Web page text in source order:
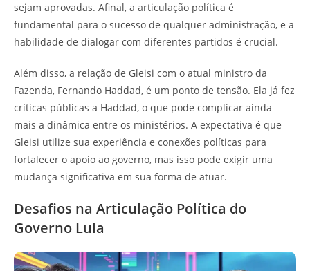
sejam aprovadas. Afinal, a articulação política é
fundamental para o sucesso de qualquer administração, e a
habilidade de dialogar com diferentes partidos é crucial.
Além disso, a relação de Gleisi com o atual ministro da
Fazenda, Fernando Haddad, é um ponto de tensão. Ela já fez
críticas públicas a Haddad, o que pode complicar ainda
mais a dinâmica entre os ministérios. A expectativa é que
Gleisi utilize sua experiência e conexões políticas para
fortalecer o apoio ao governo, mas isso pode exigir uma
mudança significativa em sua forma de atuar.
Desafios na Articulação Política do
Governo Lula